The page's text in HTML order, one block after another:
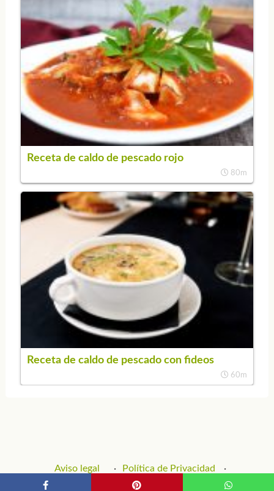
Receta de caldo de pescado rojo
80m
Receta de caldo de pescado con fideos
60m
Aviso legal
Política de Privacidad
Política de Cookies
Contacto y Publicidad